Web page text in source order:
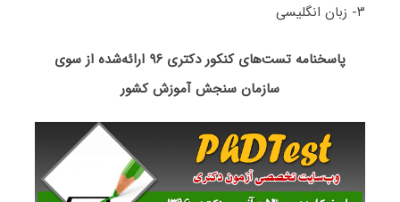
۳- زبان انگلیسی
پاسخنامه تست‌های کنکور دکتری ۹۶ ارائه‌شده از سوی
سازمان سنجش آموزش کشور